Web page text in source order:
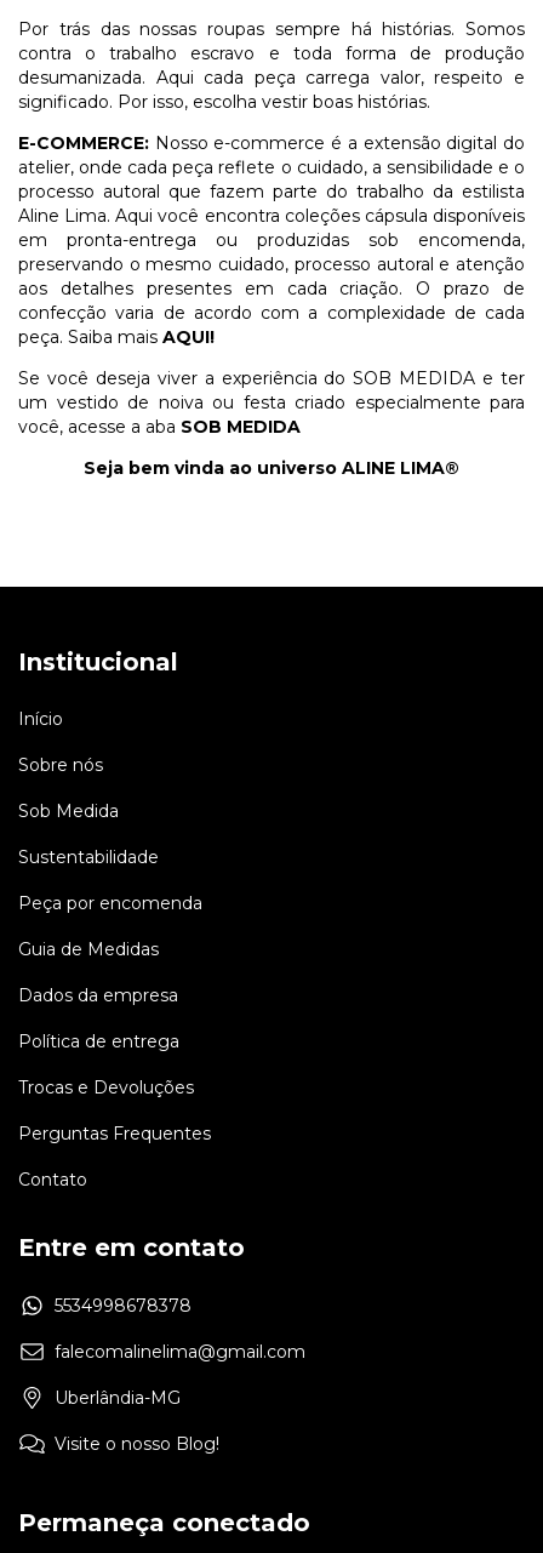
Por trás das nossas roupas sempre há histórias. Somos
contra o trabalho escravo e toda forma de produção
desumanizada. Aqui cada peça carrega valor, respeito e
significado. Por isso, escolha vestir boas histórias.
E-COMMERCE: Nosso e-commerce é a extensão digital do
atelier, onde cada peça reflete o cuidado, a sensibilidade e o
processo autoral que fazem parte do trabalho da estilista
Aline Lima. Aqui você encontra coleções cápsula disponíveis
em pronta-entrega ou produzidas sob encomenda,
preservando o mesmo cuidado, processo autoral e atenção
aos detalhes presentes em cada criação. O prazo de
confecção varia de acordo com a complexidade de cada
peça. Saiba mais AQUI!
Se você deseja viver a experiência do SOB MEDIDA e ter
um vestido de noiva ou festa criado especialmente para
você, acesse a aba SOB MEDIDA
Seja bem vinda ao universo ALINE LIMA®
Institucional
Início
Sobre nós
Sob Medida
Sustentabilidade
Peça por encomenda
Guia de Medidas
Dados da empresa
Política de entrega
Trocas e Devoluções
Perguntas Frequentes
Contato
Entre em contato
5534998678378
falecomalinelima@gmail.com
Uberlândia-MG
Visite o nosso Blog!
Permaneça conectado